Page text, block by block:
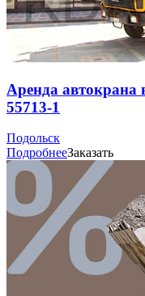
Аренда
55713-1
Подольск
ПодробнееЗаказать